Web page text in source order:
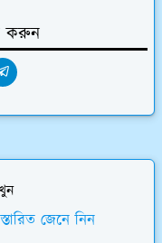
করুন
জেনে নিন